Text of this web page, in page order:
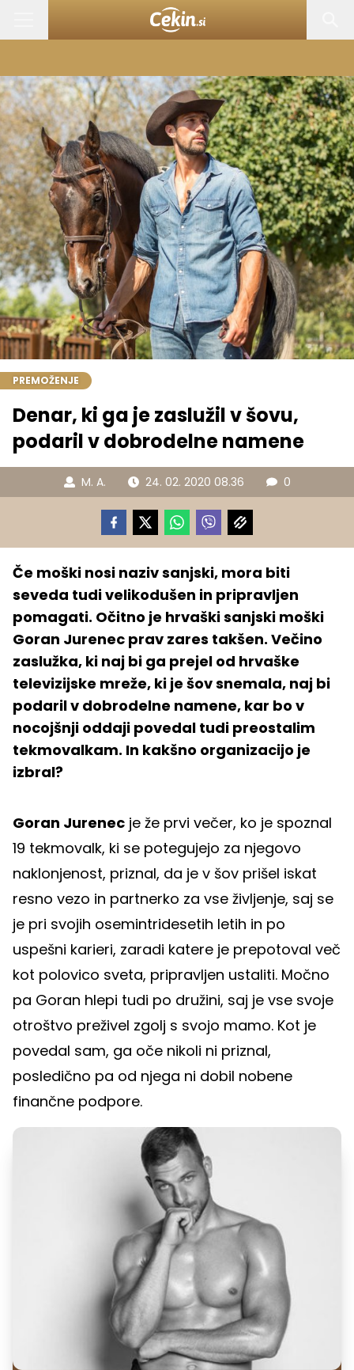
PREMOŽENJE
Denar, ki ga je zaslužil v šovu,
podaril v dobrodelne namene
M. A. 24. 02. 2020 08.36 0
Če moški nosi naziv sanjski, mora biti
seveda tudi velikodušen in pripravljen
pomagati. Očitno je hrvaški sanjski moški
Goran Jurenec prav zares takšen. Večino
zaslužka, ki naj bi ga prejel od hrvaške
televizijske mreže, ki je šov snemala, naj bi
podaril v dobrodelne namene, kar bo v
nocojšnji oddaji povedal tudi preostalim
tekmovalkam. In kakšno organizacijo je
izbral?
Goran Jurenec je že prvi večer, ko je spoznal
19 tekmovalk, ki se potegujejo za njegovo
naklonjenost, priznal, da je v šov prišel iskat
resno vezo in partnerko za vse življenje, saj se
je pri svojih osemintridesetih letih in po
uspešni karieri, zaradi katere je prepotoval več
kot polovico sveta, pripravljen ustaliti. Močno
pa Goran hlepi tudi po družini, saj je vse svoje
otroštvo preživel zgolj s svojo mamo. Kot je
povedal sam, ga oče nikoli ni priznal,
posledično pa od njega ni dobil nobene
finančne podpore.